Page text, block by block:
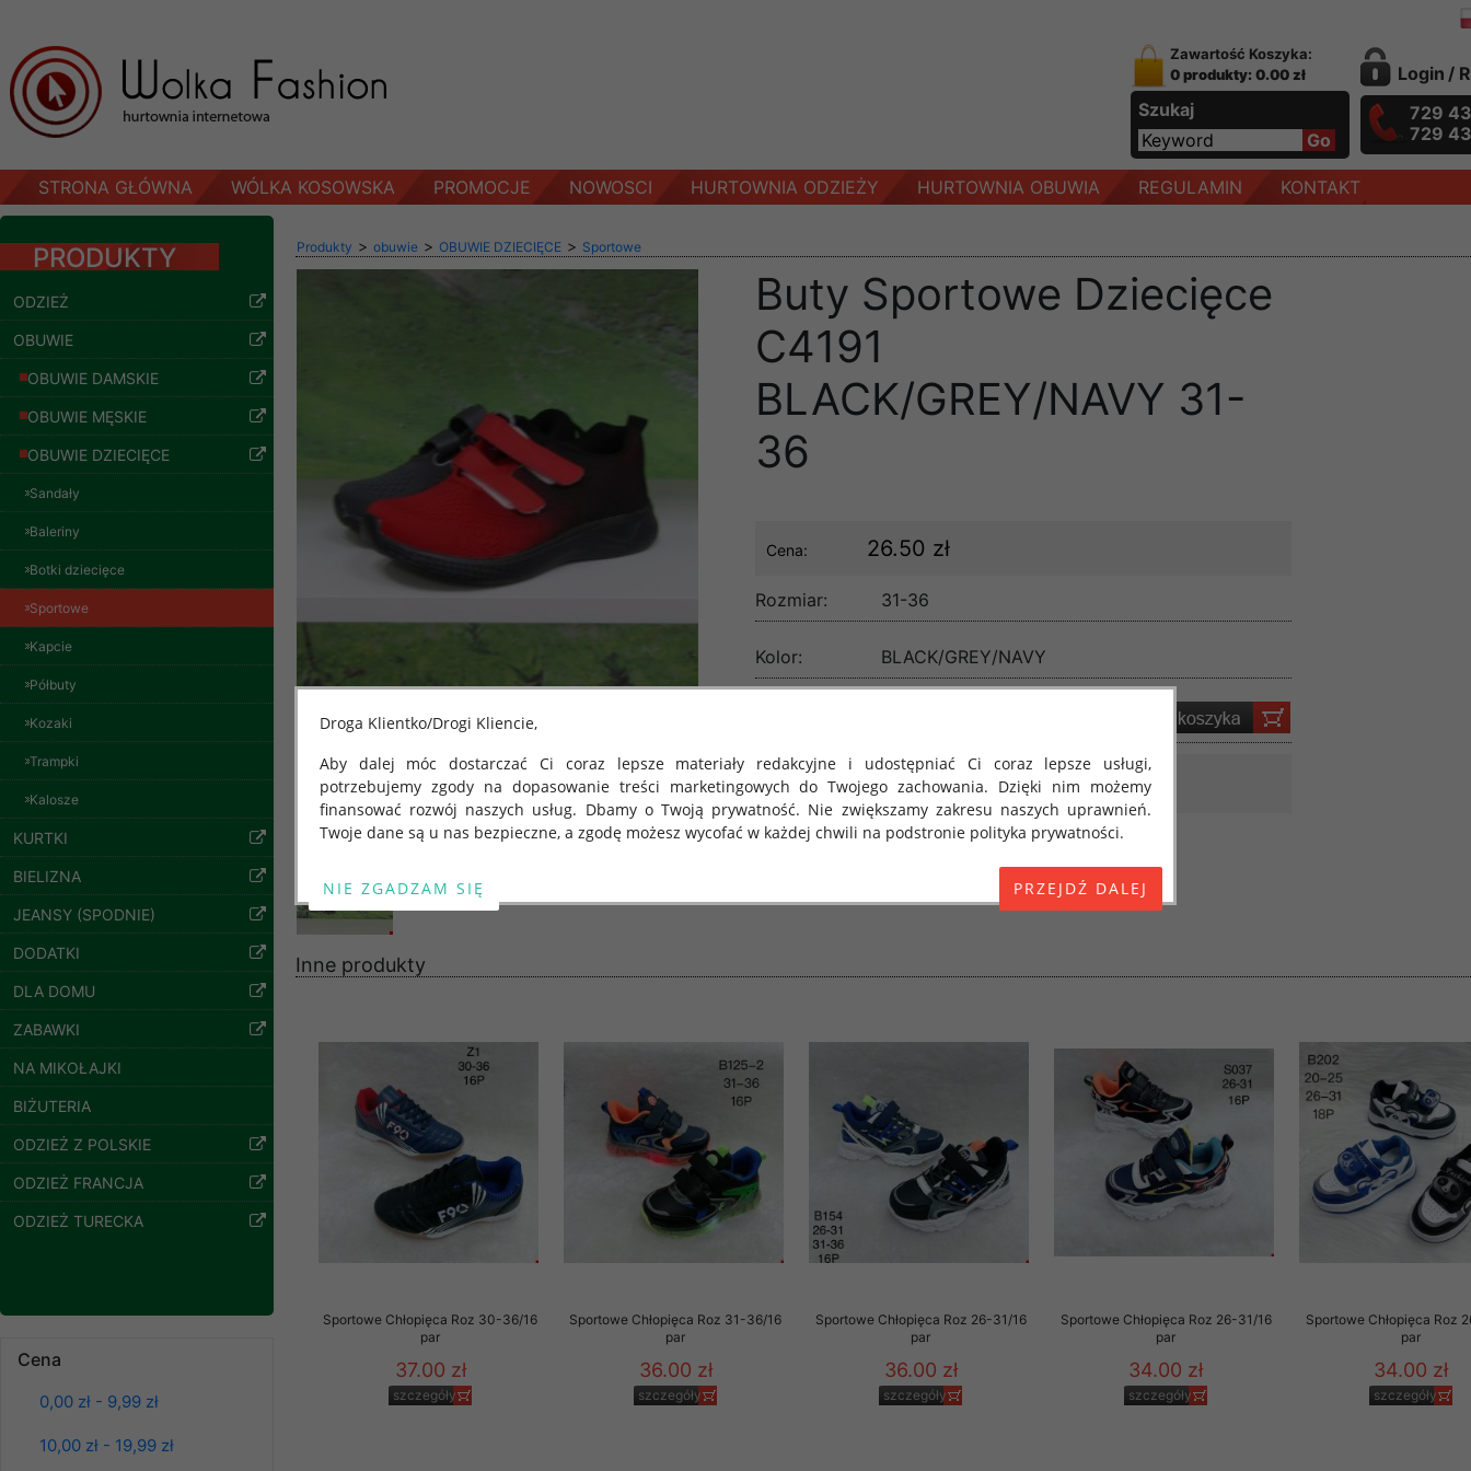
Zawartość Koszyka:
0 produkty: 0.00 zł
Szukaj
Login /
729
729
STRONA GŁÓWNA WÓLKA KOSOWSKA PROMOCJE NOWOSCI HURTOWNIA ODZIEŻY HURTOWNIA OBUWIA REGULAMIN KONTAKT
PRODUKTY
ODZIEŻ
OBUWIE
OBUWIE DAMSKIE
OBUWIE MĘSKIE
OBUWIE DZIECIĘCE
Sandały
Baleriny
Botki dziecięce
Sportowe
Kapcie
Półbuty
Kozaki
Trampki
Kalosze
KURTKI
BIELIZNA
JEANSY (SPODNIE)
DODATKI
DLA DOMU
ZABAWKI
NA MIKOŁAJKI
BIŻUTERIA
ODZIEŻ Z POLSKIE
ODZIEŻ FRANCJA
ODZIEŻ TURECKA
Cena
0,00 zł - 9,99 zł
10,00 zł - 19,99 zł
Spodnie damskie
jeansy Roz 29-36, 1
Kolor Paczka 10 szt
57.00 zł
szczegóły
Spodnie damskie
Kolor Paczka 10 szt
szczegóły
61.00 zł
szczegóły
Produkty > obuwie > OBUWIE DZIECIĘCE > Sportowe
Buty Sportowe Dziecięce
C4191
BLACK/GREY/NAVY 31-
36
Cena: 26.50 zł
Rozmiar: 31-36
Kolor: BLACK/GREY/NAVY
Inne produkty
Sportowe Chłopięca Roz 30-36/16
par
37.00 zł
szczegóły
Sportowe Chłopięca Roz 31-36/16
par
36.00 zł
szczegóły
Sportowe Chłopięca Roz 26-31/16
par
36.00 zł
szczegóły
Sportowe Chłopięca Roz 26-31/16
par
34.00 zł
szczegóły
Sportowe Chłopięca Roz
par
34.00 zł
szczegóły
Droga Klientko/Drogi Kliencie,
Aby dalej móc dostarczać Ci coraz lepsze materiały redakcyjne i udostępniać Ci coraz lepsze usługi,
potrzebujemy zgody na dopasowanie treści marketingowych do Twojego zachowania. Dzięki nim możemy
finansować rozwój naszych usług. Dbamy o Twoją prywatność. Nie zwiększamy zakresu naszych uprawnień.
Twoje dane są u nas bezpieczne, a zgodę możesz wycofać w każdej chwili na podstronie polityka prywatności.
Od 25 maja 2018 roku obowiązuje Rozporządzenie Parlamentu Europejskiego i Rady (UE) 2016/679 z dnia 27
kwietnia 2016 r. w sprawie ochrony osób fizycznych w związku z przetwarzaniem danych osobowych i w sprawie
swobodnego przepływu takich danych oraz uchylenia dyrektywy 95/46/WE (określane jako "RODO", "ORODO",
przetwarzaniu Twoich danych oraz zasadach, na jakich odbywa się to po dniu 25 maja 2018 roku. Poniżej
Jeżeli klikniesz przycisk „Przejdź dalej” lub zamkniesz to okno, to wyrazisz zgodę na przetwarzanie przez OMEZ
GROUP Sp. z o.o.
Wyrażenie zgody jest dobrowolne. Zgodę możesz w każdym momencie wycofać . Pamiętaj, że wycofanie zgody nie
wpływa na zgodność z prawem przetwarzania dokonanego wcześniej.
Dodatkowe informacje, w tym o przysługujących uprawnieniach (prawo dostępu, sprostowania oraz usunięcia
Twoich danych, ograniczenia ich przetwarzania, prawo do ich przenoszenia, niepodlegania zautomatyzowanemu
podejmowaniu decyzji, w tym profilowaniu, a także prawo wyrażenia sprzeciwu wobec przetwarzania Twoich
danych osobowych) znajdziesz w Polityce prywatności.
Polityka prywatności
Polityka prywatności sklepu